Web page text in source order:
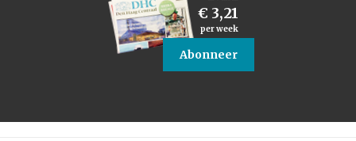
€ 3,21
per week
Abonneer